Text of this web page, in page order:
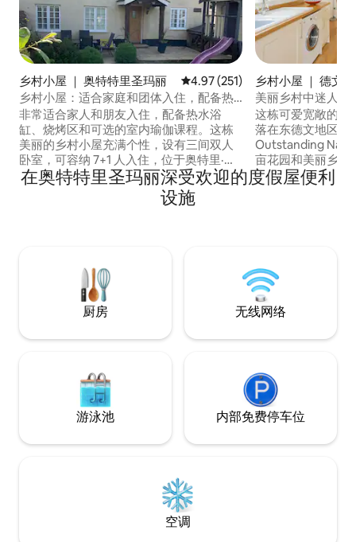
乡村小屋 ｜ 奥特特里圣玛丽 平均评分 4.97 分（满分 5 分），
4.97 (251)
乡村小屋：适合家庭和团体入住，配备热
水浴缸
非常适合家人和朋友入住，配备热水浴
缸、烧烤区和可选的室内瑜伽课程。这栋
美丽的乡村小屋充满个性，设有三间双人
卧室，可容纳 7+1 人入住，位于奥特里·圣
玛丽（Ottery St Mary）附近。 优点包
括：燃木炉、带儿童游乐屋和烧烤的私人
花园、可停放3辆汽车的停车场。 如果您想
系列沼泽和海滩。
乡村小屋 ｜ 德文
美丽乡村中迷人舒
这栋可爱宽敞的小
落在东德文地区
Outstanding
亩花园和美丽乡村中。 这里是步
行车、旅游、购物
地……还可以在原木
在奥特特里圣玛丽深受欢迎的度假屋便利
设施
厨房 无线网络
游泳池 内部免费停车位
空调